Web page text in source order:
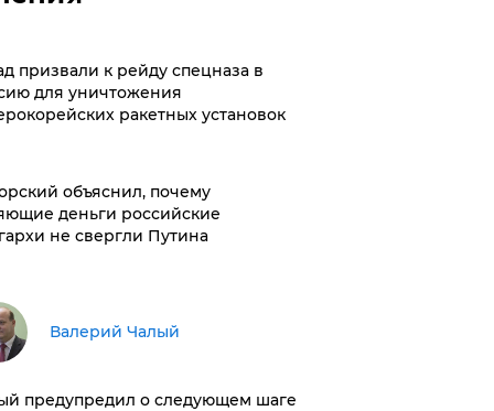
призвали к рейду спецназа в
для уничтожения
ракетных установок
объяснил, почему
деньги российские
не свергли Путина
Валерий Чалый
предупредил о следующем шаге